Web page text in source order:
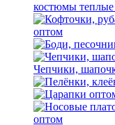
костюмы
оптом
Чепчики,